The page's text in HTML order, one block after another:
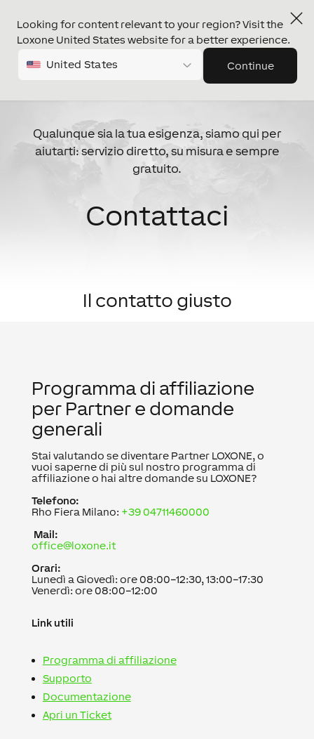
Looking for content relevant to your region? Visit the
Loxone United States website for a better experience.
United States Continue
Qualunque sia la tua esigenza, siamo qui per
aiutarti: servizio diretto, su misura e sempre
gratuito.
Contattaci
Il contatto giusto
Programma di affiliazione
per Partner e domande
generali
Stai valutando se diventare Partner LOXONE, o
vuoi saperne di più sul nostro programma di
affiliazione o hai altre domande su LOXONE?
Telefono:
Rho Fiera Milano: +39 04711460000
Mail:
office@loxone.it
Orari:
Lunedì a Giovedì: ore 08:00–12:30, 13:00–17:30
Venerdì: ore 08:00–12:00
Link utili
Programma di affiliazione
Supporto
Documentazione
Apri un Ticket